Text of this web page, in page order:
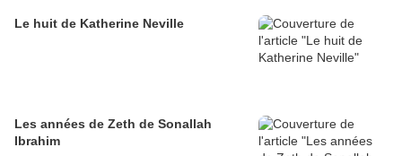
Le huit de Katherine Neville
Les années de Zeth de Sonallah
Ibrahim